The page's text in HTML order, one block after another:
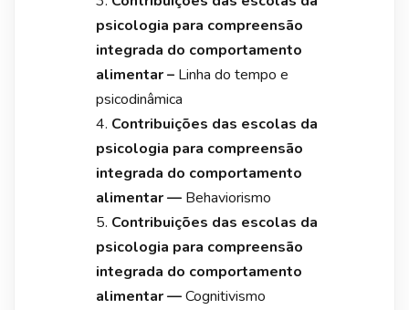
psicologia para compreensão
integrada do comportamento
alimentar – Linha do tempo e
psicodinâmica
Contribuições das escolas da
psicologia para compreensão
integrada do comportamento
alimentar — Behaviorismo
Contribuições das escolas da
psicologia para compreensão
integrada do comportamento
alimentar —Cognitivismo